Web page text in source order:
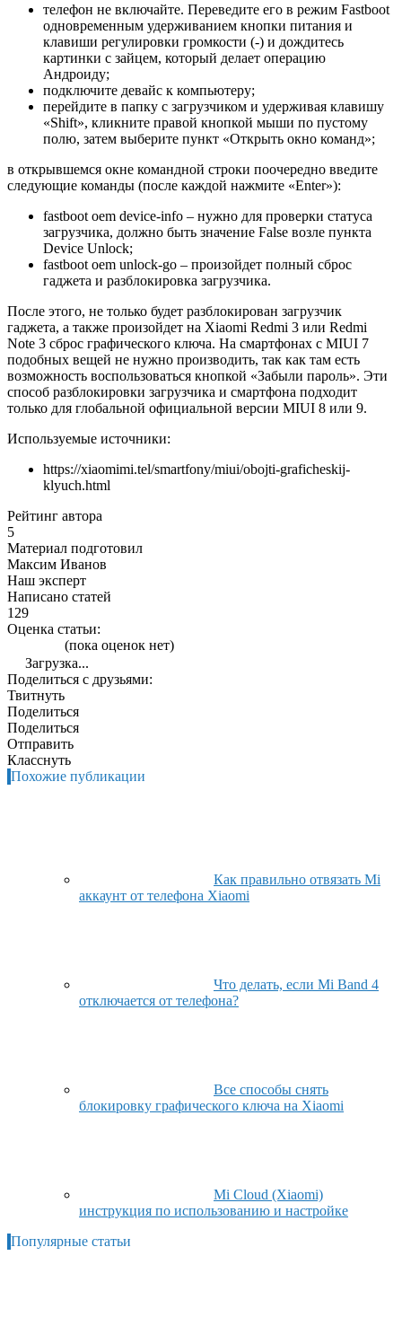
телефон не включайте. Переведите его в режим Fastboot
одновременным удерживанием кнопки питания и
клавиши регулировки громкости (-) и дождитесь
картинки с зайцем, который делает операцию
Андроиду;
подключите девайс к компьютеру;
перейдите в папку с загрузчиком и удерживая клавишу
«Shift», кликните правой кнопкой мыши по пустому
полю, затем выберите пункт «Открыть окно команд»;
в открывшемся окне командной строки поочередно введите
следующие команды (после каждой нажмите «Enter»):
fastboot oem device-info – нужно для проверки статуса
загрузчика, должно быть значение False возле пункта
Device Unlock;
fastboot oem unlock-go – произойдет полный сброс
гаджета и разблокировка загрузчика.
После этого, не только будет разблокирован загрузчик
гаджета, а также произойдет на Xiaomi Redmi 3 или Redmi
Note 3 сброс графического ключа. На смартфонах с MIUI 7
подобных вещей не нужно производить, так как там есть
возможность воспользоваться кнопкой «Забыли пароль». Эти
способ разблокировки загрузчика и смартфона подходит
только для глобальной официальной версии MIUI 8 или 9.
Используемые источники:
https://xiaomimi.tel/smartfony/miui/obojti-graficheskij-
klyuch.html
Рейтинг автора
5
Материал подготовил
Максим Иванов
Наш эксперт
Написано статей
129
Оценка статьи:
(пока оценок нет)
Загрузка...
Поделиться с друзьями:
Твитнуть
Поделиться
Поделиться
Отправить
Класснуть
Похожие публикации
Как правильно отвязать Mi
аккаунт от телефона Xiaomi
Что делать, если Mi Band 4
отключается от телефона?
Все способы снять
блокировку графического ключа на Xiaomi
Mi Cloud (Xiaomi)
инструкция по использованию и настройке
Популярные статьи